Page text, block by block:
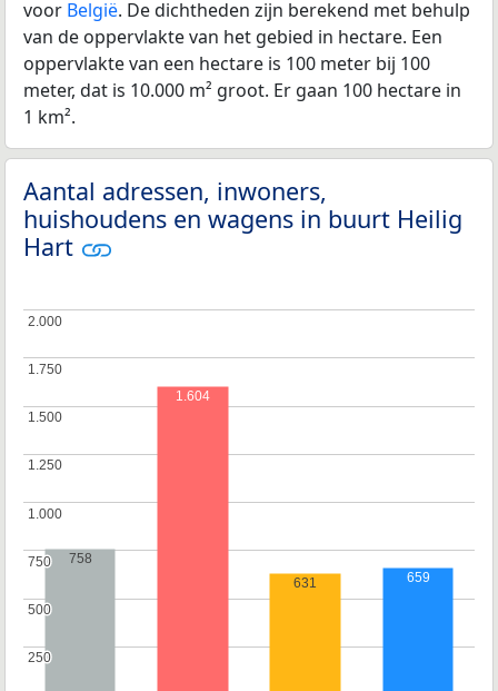
voor België. De dichtheden zijn berekend met behulp
van de oppervlakte van het gebied in hectare. Een
oppervlakte van een hectare is 100 meter bij 100
meter, dat is 10.000 m² groot. Er gaan 100 hectare in
1 km².
Aantal adressen, inwoners,
huishoudens en wagens in buurt Heilig
Hart
250
250
500
500
750
750
1.000
1.000
1.250
1.250
1.500
1.500
1.750
1.750
2.000
2.000
758
1.604
631 659